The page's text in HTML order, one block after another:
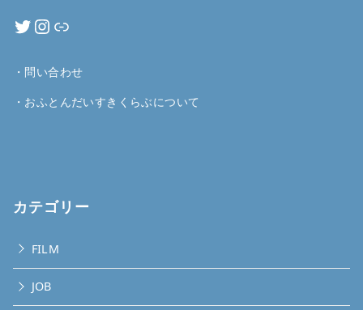
・ 問い合わせ
・ おふとんだいすきくらぶについて
カテゴリー
FILM
JOB